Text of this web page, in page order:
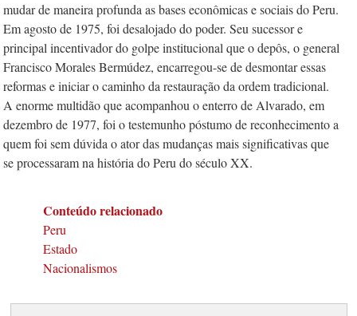
mudar de maneira profunda as bases econômicas e sociais do Peru.
Em agosto de 1975, foi desalojado do poder. Seu sucessor e
principal incentivador do golpe institucional que o depôs, o general
Francisco Morales Bermúdez, encarregou-se de desmontar essas
reformas e iniciar o caminho da restauração da ordem tradicional.
A enorme multidão que acompanhou o enterro de Alvarado, em
dezembro de 1977, foi o testemunho póstumo de reconhecimento a
quem foi sem dúvida o ator das mudanças mais significativas que
se processaram na história do Peru do século XX.
Conteúdo relacionado
Peru
Estado
Nacionalismos